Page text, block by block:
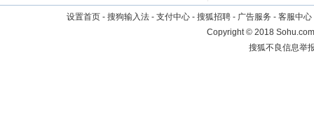
设置首页 - 搜狗输入法 - 支付中心 - 搜狐招聘 - 广告服务 - 客服中心
Copyright©2018
搜狐不良信息举